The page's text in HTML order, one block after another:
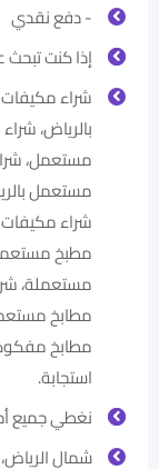
- دفع نقدي
إذا كنت
شراء
بالرياض،
مستعمل،
مستعمل
شراء
مطبخ
مستعملة،
مطابخ
مطابخ
استجابة.
نغطي جميع
شمال